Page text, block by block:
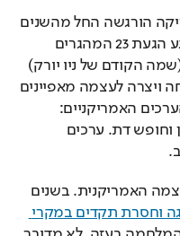
התרומה היהודית להתפתחות אמריקה הורגשה החל מהשנים
הראשונות בכל תחומי החברה. מרגע הגעת 23 המהגרים
היהודים הראשונים לניו אמסטרדם (שמה הקודם של ניו יורק)
ועד היום, הקהילה היהודית התפתחה ויצרה לעצמה מאפיינים
ייחודיים, שעיצבו את זהותה לאור הערכים האמריקניים:
דמוקרטיה, פלורליזם תרבותי, שוויון וחופש דת. ערכים
אך מאז התרחשו שינויים רבים במעצמה האמריקנית. בשנים
עדים לעלייה מדאיגה וחסרת תקדים במקרי